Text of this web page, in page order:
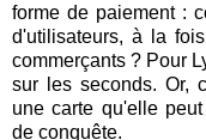
forme de paiement :
d'utilisateurs, à la
commerçants ? Pour
sur les seconds. Or,
une carte qu'elle
de conquête.